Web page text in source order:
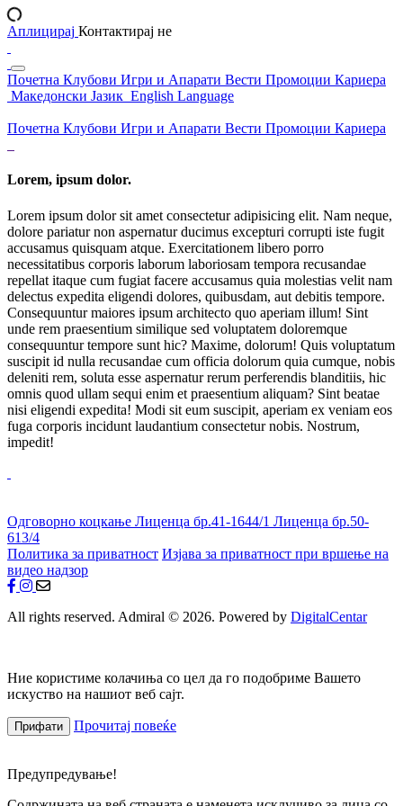
Аплицирај Контактирај не
Почетна Клубови Игри и Апарати Вести Промоции Кариера
Македонски Јазик English Language
Почетна Клубови Игри и Апарати Вести Промоции Кариера
Lorem, ipsum dolor.
Lorem ipsum dolor sit amet consectetur adipisicing elit. Nam neque,
dolore pariatur non aspernatur ducimus excepturi corrupti iste fugit
accusamus quisquam atque. Exercitationem libero porro
necessitatibus corporis laborum laboriosam tempora recusandae
repellat itaque cum fugiat facere accusamus quia molestias velit nam
delectus expedita eligendi dolores, quibusdam, aut debitis tempore.
Consequuntur maiores ipsum architecto quo aperiam illum! Sint
unde rem praesentium similique sed voluptatem doloremque
consequuntur tempore sunt hic? Maxime, dolorum! Quis voluptatum
suscipit id nulla recusandae cum officia dolorum quia cumque, nobis
deleniti rem, soluta esse aspernatur rerum perferendis blanditiis, hic
omnis quod ullam sequi enim et praesentium aliquam? Sint beatae
nisi eligendi expedita! Modi sit eum suscipit, aperiam ex veniam eos
fuga corporis incidunt laudantium consectetur nobis. Nostrum,
impedit!
Одговорно коцкање Лиценца бр.41-1644/1 Лиценца бр.50-
613/4
Политика за приватност Изјава за приватност при вршење на
видео надзор
All rights reserved. Admiral © 2026. Powered by DigitalCentar
Ние користиме колачиња со цел да го подобриме Вашето
искуство на нашиот веб сајт.
Прифати Прочитај повеќе
Предупредување!